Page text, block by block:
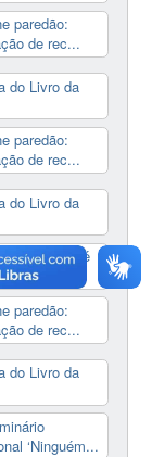
paredão:
de rec...
do Livro da
paredão:
de rec...
do Livro da
Prêmio Zahidé
paredão:
de rec...
do Livro da
‘Ninguém...